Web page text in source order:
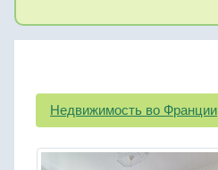
Недвижимость во Франции